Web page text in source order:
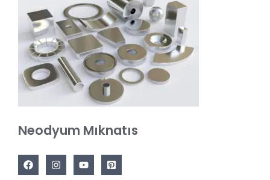
Neodyum Mıknatıs